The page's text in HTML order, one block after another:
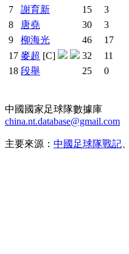
7
謝育新 15
3
8
唐堯 30
3
9
柳海光 46
17
17 麥超 [C] 32
11
18 段舉 25 0
中國國家足球隊數據庫
china.nt.database@gmail.com
主要來源： 中國足球隊戰記